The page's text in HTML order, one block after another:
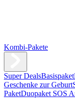
Kombi-Pakete
Super DealsBasispaket
Geschenke zur Geburt
PaketDuopaket SOS